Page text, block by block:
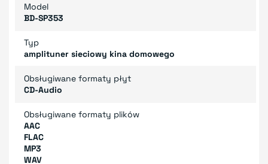
Model
BD-SP353
Typ
amplituner sieciowy kina domowego
Obsługiwane formaty płyt
CD-Audio
Obsługiwane formaty plików
AAC
FLAC
MP3
WAV